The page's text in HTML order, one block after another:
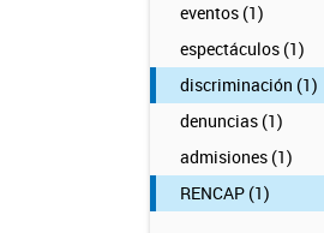
eventos (1)
espectáculos (1)
discriminación (1)
denuncias (1)
admisiones (1)
RENCAP (1)